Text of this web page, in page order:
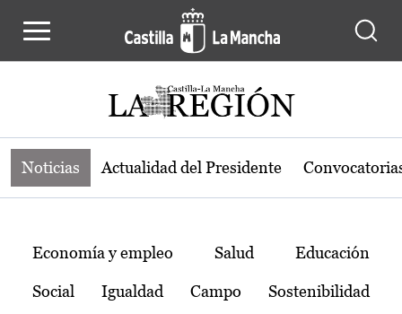
Noticias de la región de Castilla-La
Noticias Actualidad del Presidente
Temas
Economía y empleo Salud Educación
Social Igualdad Campo Sostenibilidad